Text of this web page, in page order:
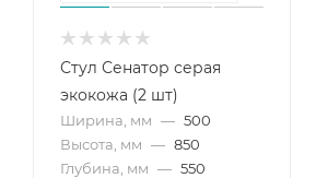
Стул Сенатор серая
экокожа (2 шт)
Ширина, мм — 500
Высота, мм — 850
Глубина, мм — 550